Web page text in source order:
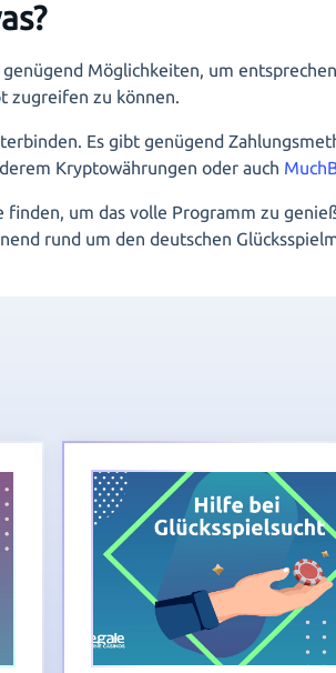
Möglichkeiten, um
zugreifen zu können.
Es gibt genügend
Kryptowährungen oder auch
um das volle Programm zu
rund um den deutschen